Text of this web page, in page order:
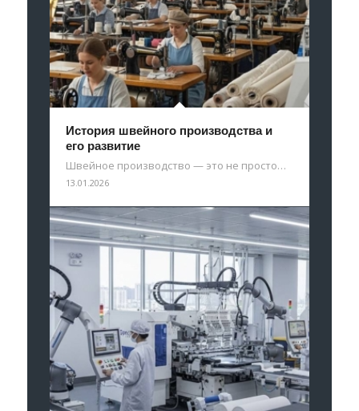
История швейного производства и
его развитие
Швейное производство — это не просто…
13.01.2026